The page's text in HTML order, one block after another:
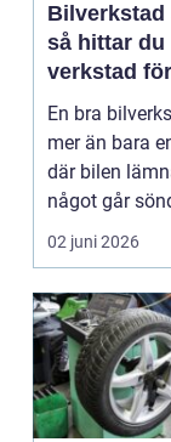
Bilverkstad
så hittar du
verkstad
En bra
mer än bara
där bilen
något går
många biläg...
02 juni 2026